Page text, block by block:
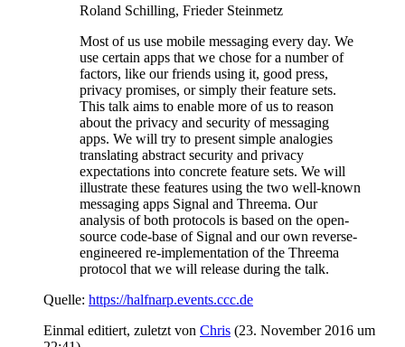
Roland Schilling, Frieder Steinmetz
Most of us use mobile messaging every day. We
use certain apps that we chose for a number of
factors, like our friends using it, good press,
privacy promises, or simply their feature sets.
This talk aims to enable more of us to reason
about the privacy and security of messaging
apps. We will try to present simple analogies
translating abstract security and privacy
expectations into concrete feature sets. We will
illustrate these features using the two well-known
messaging apps Signal and Threema. Our
analysis of both protocols is based on the open-
source code-base of Signal and our own reverse-
engineered re-implementation of the Threema
protocol that we will release during the talk.
Quelle: https://halfnarp.events.ccc.de
Einmal editiert, zuletzt von Chris (23. November 2016 um